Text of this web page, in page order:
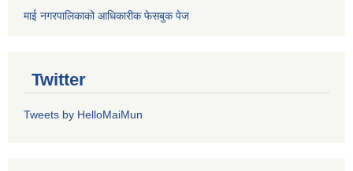
माई नगरपालिकाको आधिकारीक फेसबुक पेज
Twitter
Tweets by HelloMaiMun